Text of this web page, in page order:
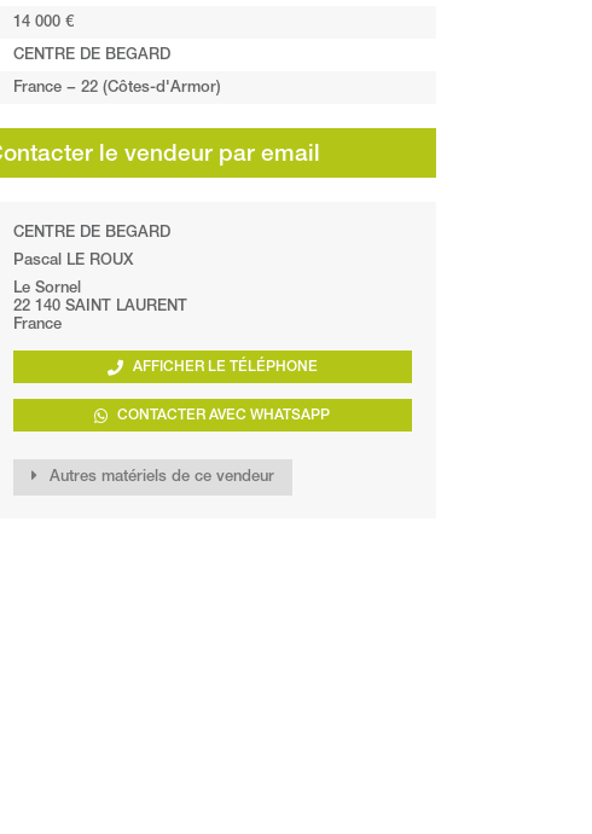
14 000 €
CENTRE DE BEGARD
France − 22 (Côtes-d'Armor)
le vendeur par email
CENTRE DE BEGARD
Pascal LE ROUX
Le Sornel
22 140 SAINT LAURENT
France
AFFICHER LE TÉLÉPHONE
CONTACTER AVEC WHATSAPP
Autres matériels de ce vendeur